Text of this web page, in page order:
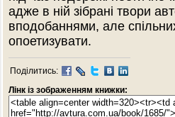
адже в ній зібрані твори
вподобаннями, але
опоетизувати.
Поділитись:
Лінк із зображенням книжки: